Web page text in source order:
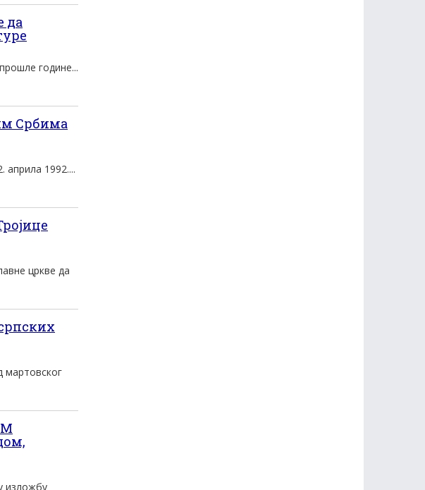
да
године...
Србима
априла 1992....
цркве да
мартовског
изложбу